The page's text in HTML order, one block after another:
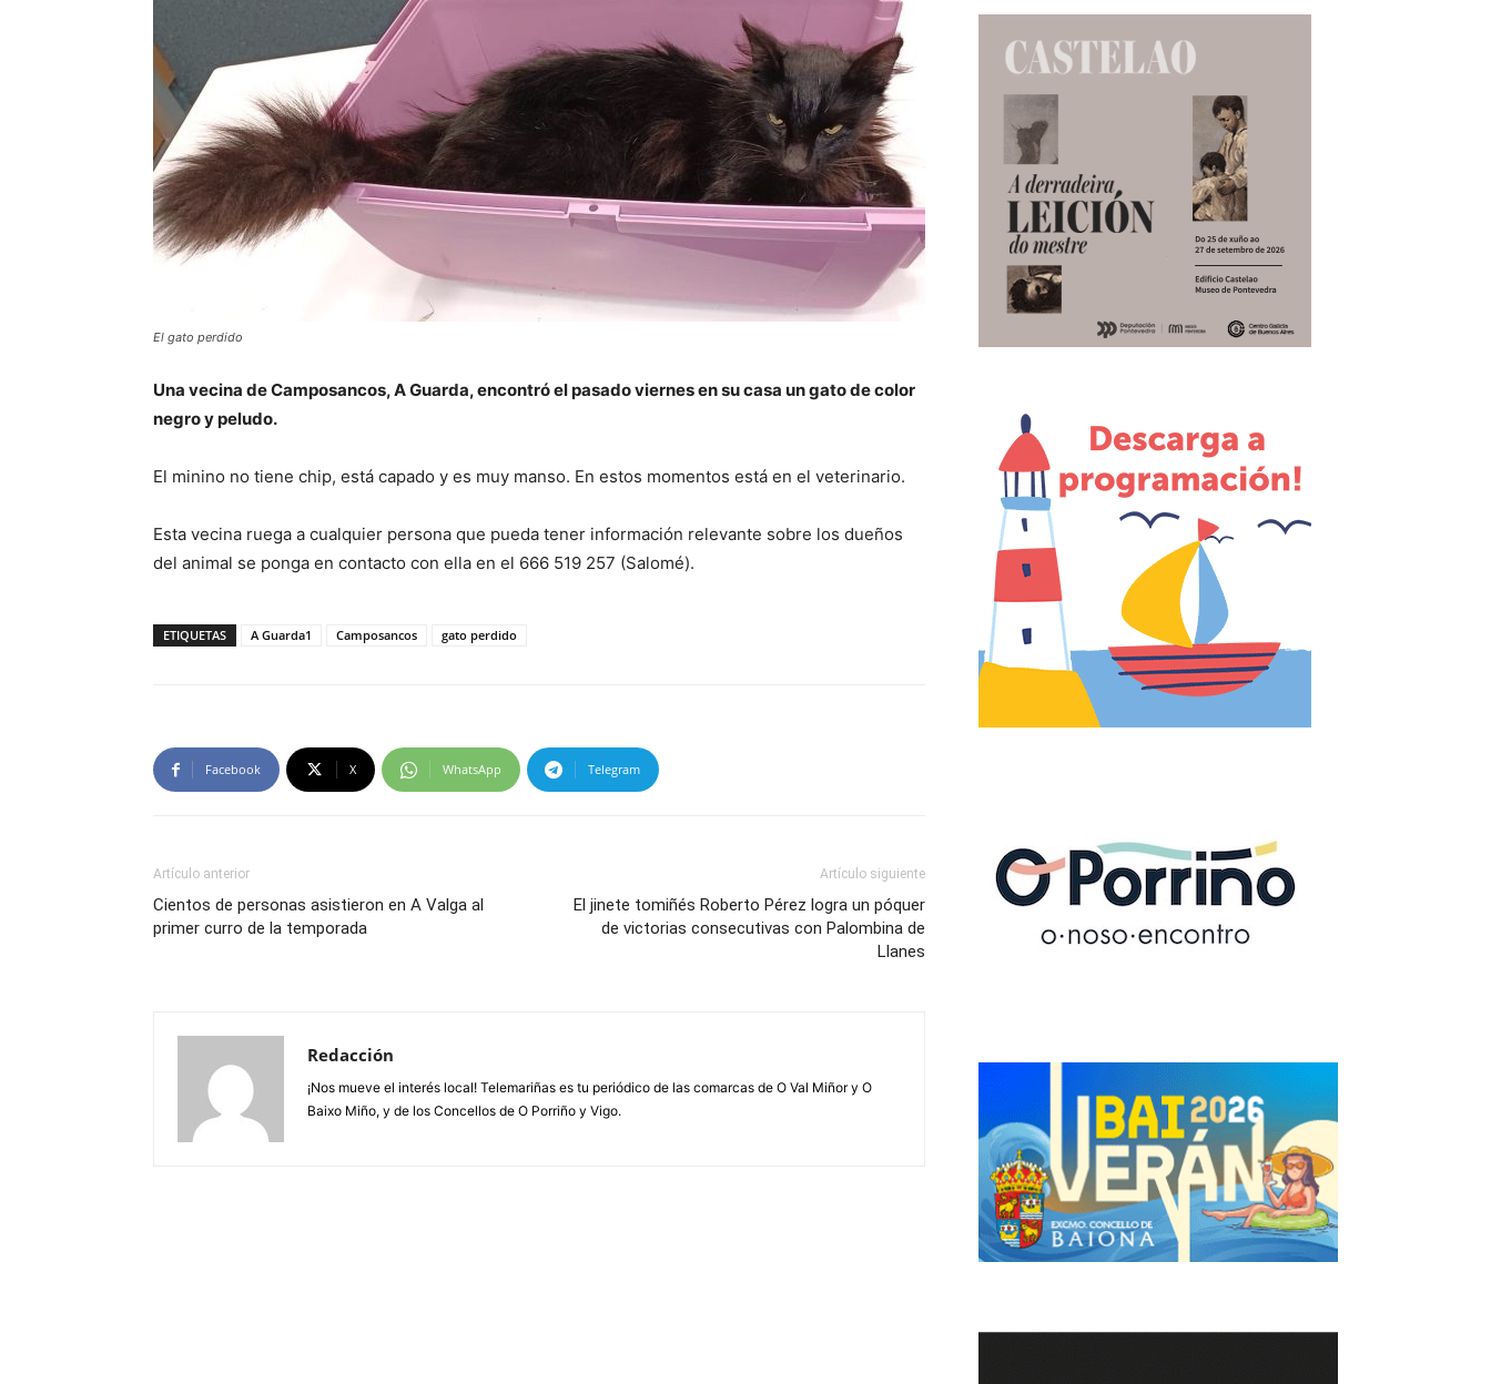
El gato perdido
Una vecina de Camposancos, A Guarda, encontró el pasado viernes en su casa un gato de color
negro y peludo.
El minino no tiene chip, está capado y es muy manso. En estos momentos está en el veterinario.
Esta vecina ruega a cualquier persona que pueda tener información relevante sobre los dueños
del animal se ponga en contacto con ella en el 666 519 257 (Salomé).
ETIQUETAS A Guarda1 Camposancos gato perdido
Facebook X WhatsApp Telegram
Artículo anterior
Cientos de personas asistieron en A Valga al
primer curro de la temporada
Artículo siguiente
El jinete tomiñés Roberto Pérez logra un póquer
de victorias consecutivas con Palombina de
Llanes
Redacción
¡Nos mueve el interés local! Telemariñas es tu periódico de las comarcas de O Val Miñor y O
Baixo Miño, y de los Concellos de O Porriño y Vigo.